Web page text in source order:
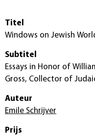
Titel
Windows on Jewish
Subtitel
Essays in Honor of
Gross, Collector of
Auteur
Emile Schrijver
Prijs